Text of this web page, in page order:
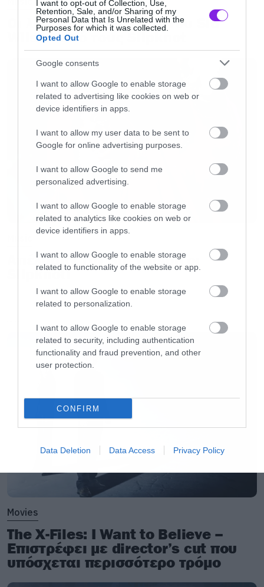
I want to opt-out of Collection, Use,
Retention, Sale, and/or Sharing of my
Personal Data that Is Unrelated with the
Purposes for which it was collected.
Opted Out
Google consents
I want to allow Google to enable storage
related to advertising like cookies on web or
device identifiers in apps.
I want to allow my user data to be sent to
Google for online advertising purposes.
I want to allow Google to send me
personalized advertising.
I want to allow Google to enable storage
related to analytics like cookies on web or
device identifiers in apps.
I want to allow Google to enable storage
related to functionality of the website or app.
I want to allow Google to enable storage
related to personalization.
I want to allow Google to enable storage
related to security, including authentication
functionality and fraud prevention, and other
user protection.
CONFIRM
Data Deletion Data Access Privacy Policy
Αν το Hypnotize ήταν το δισκογραφικό τέλος,
τότε ήταν ένα ταιριαστό τέλος για μια μπάντα
που παρέσυρε τα πάντα στο δρόμο της και
μέσα σε επτά χρόνια κατέκτησε όλες τις
κορυφές που θα μπορούσε.
Και όταν σταμάτησαν να κυκλοφορούν νέες
τους. Κανένας δεν μπορούσε να κάνει ότι
έκαναν αυτοί. Μπορεί συχνά να μιλάμε για
τους «νέους Metallica» ή για άλλες αντίστοιχες
παρομοιώσεις, αλλά ποτέ δεν θα ψάξουμε για
τους να παίξουν, μοιάζουν σαν να
μοντέρνα και αυτή η αίσθηση δεν πρόκειται να
αλλάξει.
ημέρα που κυκλοφόρησε το Hypnotize το
ακούμε ολόκληρο, ελπίζοντας ότι κάποια
πειράζει, αυτά που μας έδωσαν ήταν αρκετά
για μια ζωή.
Οι λόγοι της απόλυσης του Sid
Wilson από τους Slipknot
Απέλυσαν τον Sid Wilson οι
Slipknot!
Movies
The X-Files: I Want to Believe –
Επιστρέφει με director’s cut που
υπόσχεται περισσότερο τρόμο